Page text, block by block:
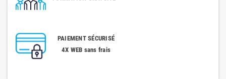
PAIEMENT SÉCURISÉ
4X WEB sans frais